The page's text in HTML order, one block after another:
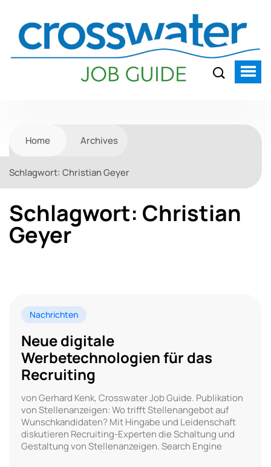
Home Archives
Schlagwort: Christian Geyer
Schlagwort: Christian
Geyer
Nachrichten
Neue digitale
Werbetechnologien für das
Recruiting
von Gerhard Kenk, Crosswater Job Guide. Publikation
von Stellenanzeigen: Wo trifft Stellenangebot auf
Wunschkandidaten? Mit Hingabe und Leidenschaft
diskutieren Recruiting-Experten die Schaltung und
Gestaltung von Stellenanzeigen. Search Engine